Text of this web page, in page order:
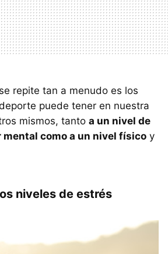
repite tan a menudo es los
puede tener en nuestra
mismos, tanto a un nivel de
como a un nivel físico y
niveles de estrés